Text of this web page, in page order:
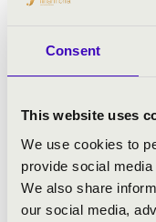
Consent
This website uses
We use cookies to
provide social
We also share
our social media,
historikus
A bemutató és az
szakemberek
historikus